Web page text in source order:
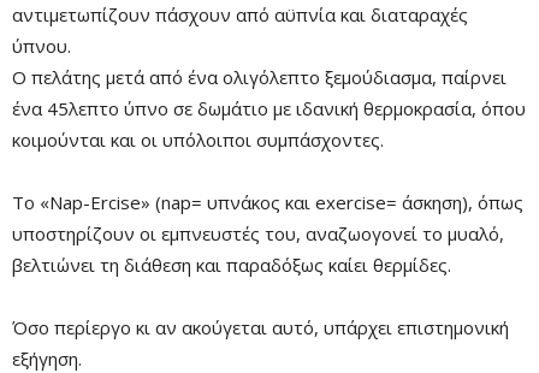
αντιμετωπίζουν πάσχουν από αϋπνία και διαταραχές
ύπνου.
Ο πελάτης μετά από ένα ολιγόλεπτο ξεμούδιασμα, παίρνει
ένα 45λεπτο ύπνο σε δωμάτιο με ιδανική θερμοκρασία, όπου
κοιμούνται και οι υπόλοιποι συμπάσχοντες.
Mute
Το «Nap-Ercise» (nap= υπνάκος και exercise= άσκηση), όπως
υποστηρίζουν οι εμπνευστές του, αναζωογονεί το μυαλό,
βελτιώνει τη διάθεση και παραδόξως καίει θερμίδες.
Όσο περίεργο κι αν ακούγεται αυτό, υπάρχει επιστημονική
εξήγηση.